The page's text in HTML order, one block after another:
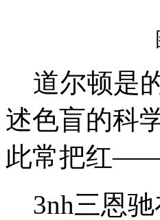
道尔顿是
述色盲的科
此常把红
3nh三恩驰